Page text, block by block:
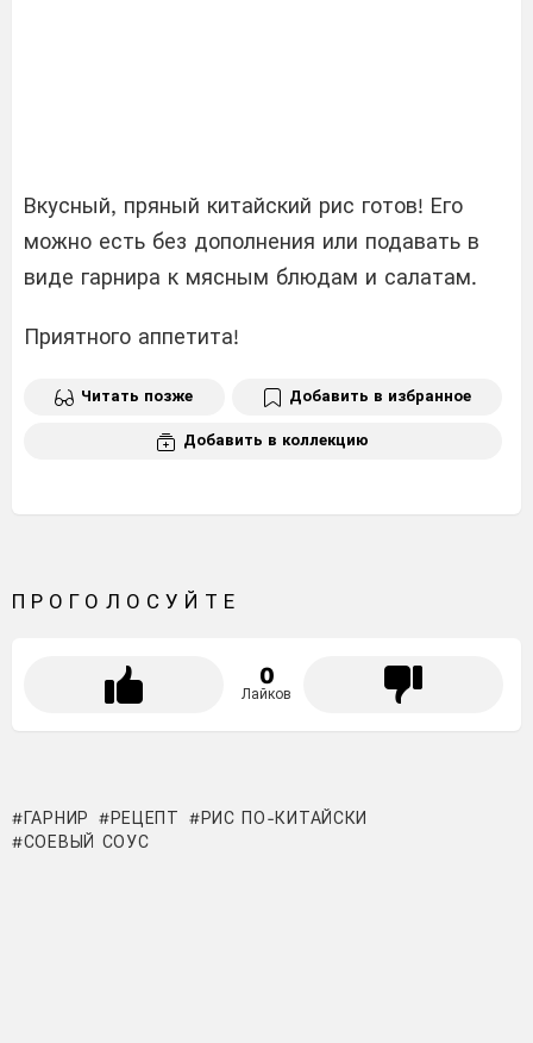
Вкусный, пряный китайский рис готов! Его
можно есть без дополнения или подавать в
виде гарнира к мясным блюдам и салатам.
Приятного аппетита!
Читать позже Добавить в избранное
Добавить в коллекцию
ПРОГОЛОСУЙТЕ
0
Лайков
ГАРНИР РЕЦЕПТ
РИС ПО-КИТАЙСКИ
СОЕВЫЙ СОУС